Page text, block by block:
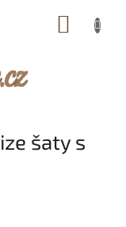
šaty s